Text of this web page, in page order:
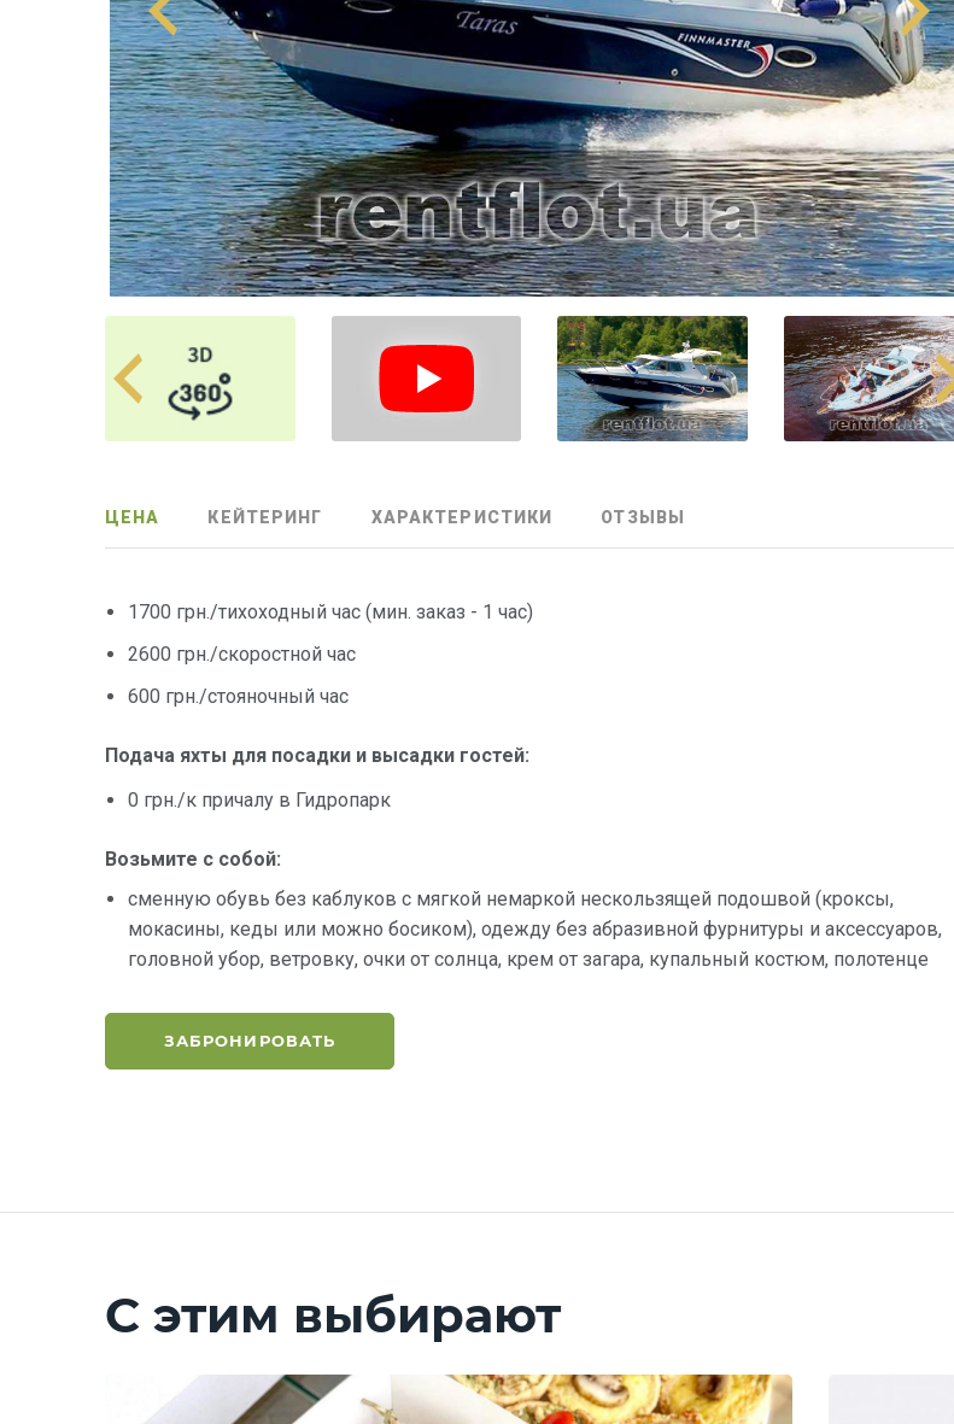
ЦЕНА КЕЙТЕРИНГ ХАРАКТЕРИСТИКИ ОТЗЫВЫ
1700 грн./тихоходный час (мин. заказ - 1 час)
2600 грн./скоростной час
600 грн./стояночный час
Подача яхты для посадки и высадки гостей:
0 грн./к причалу в Гидропарк
Возьмите с собой:
сменную обувь без каблуков с мягкой немаркой нескользящей подошвой (кроксы,
мокасины, кеды или можно босиком), одежду без абразивной фурнитуры и аксессуаров,
головной убор, ветровку, очки от солнца, крем от загара, купальный костюм, полотенце
ЗАБРОНИРОВАТЬ
С этим выбирают